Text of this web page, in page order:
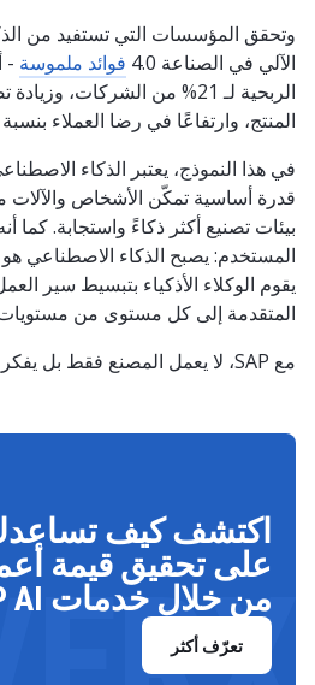
وتحقق المؤسسات التي تستفيد من
الآلي في الصناعة 4.0
فوائد ملموسة
المنتج، وارتفاعًا في رضا العملاء بنسبة 43%.
في هذا النموذج، يعتبر الذكاء
قدرة أساسية تمكّن الأشخاص
بيئات تصنيع أكثر ذكاءً واستجابة. كما
المستخدم: يصبح الذكاء الاصطناعي هو
يقوم الوكلاء الأذكياء بتبسيط سير
المتقدمة إلى كل مستوى من
مع SAP، لا يعمل المصنع فقط بل يفكر ويتكيف ويتطور.
على تحقيق قيمة
من خلال خدمات SAP AI
تعرّف أكثر